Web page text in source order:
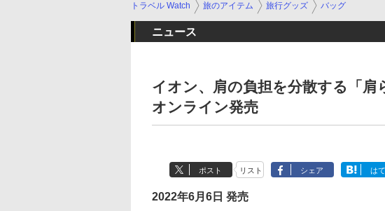
トラベル Watch 旅のアイテム 旅行グッズ バッグ
ニュース
イオン、肩の負担を分散する「肩
オンライン発売
ポスト リスト シェア は
2022年6月6日 発売